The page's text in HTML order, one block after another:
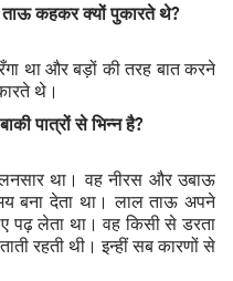
कहकर क्यों पुकारते थे?
था और बड़ों की तरह बात करने
थे।
पात्रों से भिन्न है?
था। वह नीरस और उबाऊ
बना देता था। लाल ताऊ अपने
पढ़ लेता था। वह किसी से डरता
रहती थी। इन्हीं सब कारणों से